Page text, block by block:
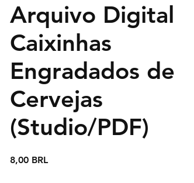
Arquivo Digital
Caixinhas
Engradados de
Cervejas
(Studio/PDF)
8,00 BRLHinta